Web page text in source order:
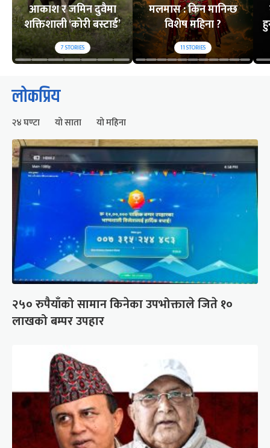
आकाश र जमिन दुवैमा
शक्तिशाली ‘कोरी बस्टार्ड’
7STORIES
मलमास : किन मानिन्छ
विशेष महिना ?
11STORIES
लोकप्रिय
२४ घण्टा यो साता यो महिना
२५० रुपैयाँको सामान किनेका उपभोक्ताले जिते १०
लाखको बम्पर उपहार